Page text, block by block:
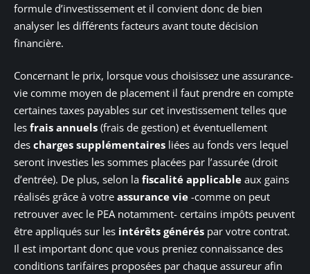
formule d’investissement et il convient donc de bien
analyser les différents facteurs avant toute décision
financière.
Concernant le prix, lorsque vous choisissez une assurance-
vie comme moyen de placement il faut prendre en compte
certaines taxes payables sur cet investissement telles que
les frais annuels (frais de gestion) et éventuellement
des charges supplémentaires liées au fonds vers lequel
seront investies les sommes placées par l’assurée (droit
d’entrée). De plus, selon la fiscalité applicable aux gains
réalisés grâce à votre assurance vie -comme on peut
retrouver avec le PEA notamment- certains impôts peuvent
être appliqués sur les intérêts générés par votre contrat.
Il est important donc que vous preniez connaissance des
conditions tarifaires proposées par chaque assureur afin